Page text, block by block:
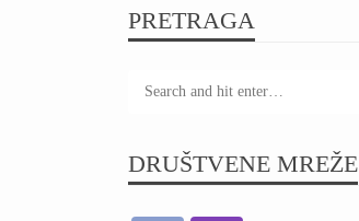
PRETRAGA
DRUŠTVENE MREŽE